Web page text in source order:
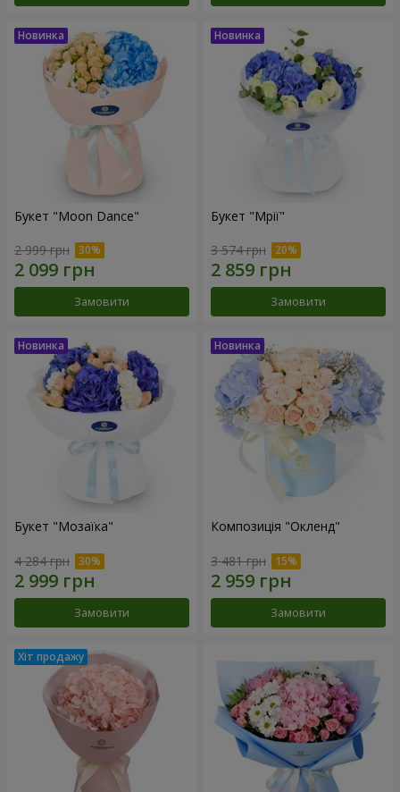
Букет "Moon Dance"
2 999 грн
Замовити
Букет "Мрії"
3 574 грн
Замовити
Букет "Мозаїка"
4 284 грн
Замовити
Композиція "Окленд"
3 481 грн
Замовити